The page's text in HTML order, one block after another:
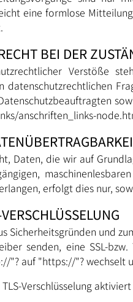
eine formlose
BEI DER
Verstöße
datenschutzrechtlichen
anschriften_links-
Daten, die wir auf
erfolgt dies nur,
Sicherheitsgründen und
senden, eine SSL-
"? auf "https://"? wechselt
TLS-Verschlüsselung